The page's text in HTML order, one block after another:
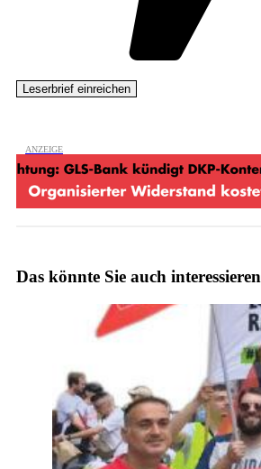
Das könnte Sie auch interessieren